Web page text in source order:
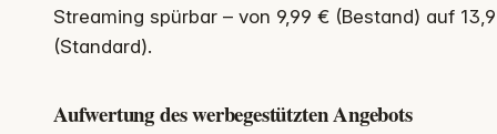
Streaming spürbar – von 9,99 € (Bestand) auf
(Standard).
Aufwertung des werbegestützten Angebots